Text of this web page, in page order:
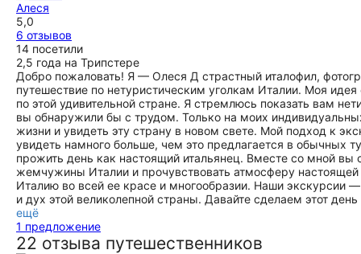
Алеся
5,0
6 отзывов
14 посетили
2,5 года на Трипстере
Добро пожаловать! Я — Олеся Д страстный италофил,
путешествие по нетуристическим уголкам Италии. Моя
по этой удивительной стране. Я стремлюсь показать вам
вы обнаружили бы с трудом. Только на моих
жизни и увидеть эту страну в новом свете. Мой подход к
увидеть намного больше, чем это предлагается в
прожить день как настоящий итальянец. Вместе со мной
жемчужины Италии и прочувствовать атмосферу
Италию во всей ее красе и многообразии. Наши экскурсии
и дух этой великолепной страны. Давайте сделаем этот
ещё
1 предложение
22 отзыва путешественников